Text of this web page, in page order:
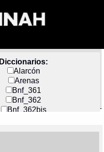
Diccionarios:
Alarcón
Arenas
Bnf_361
Bnf_362
Bnf_362bis